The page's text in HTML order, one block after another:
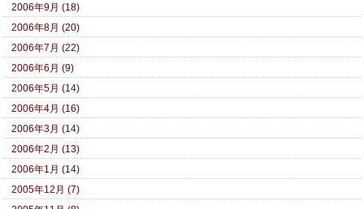
2006年9月 (18)
2006年8月 (20)
2006年7月 (22)
2006年6月 (9)
2006年5月 (14)
2006年4月 (16)
2006年3月 (14)
2006年2月 (13)
2006年1月 (14)
2005年12月 (7)